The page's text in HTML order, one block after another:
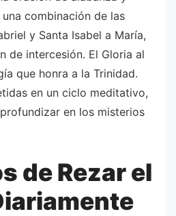
combinación de las
y Santa Isabel a María,
de intercesión. El Gloria al
que honra a la Trinidad.
en un ciclo meditativo,
en los misterios
de Rezar el